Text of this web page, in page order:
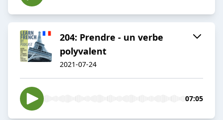
204: Prendre - un verbe
polyvalent
2021-07-24
07:05